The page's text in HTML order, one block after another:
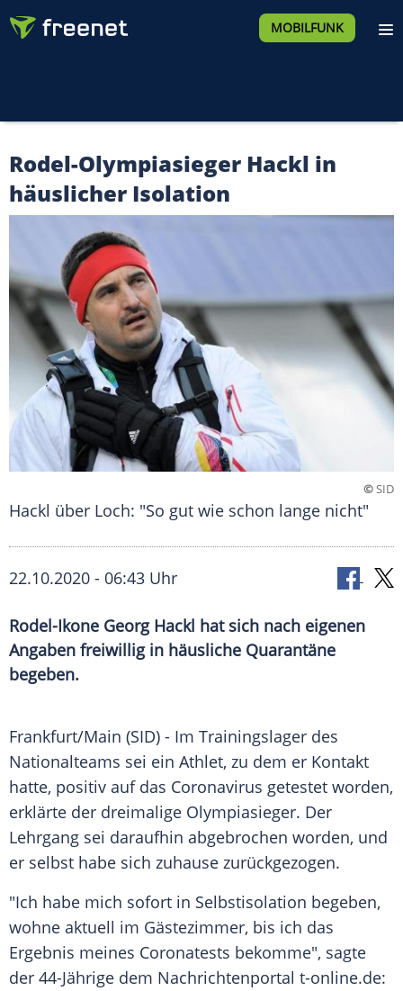
MOBILFUNK
Rodel-Olympiasieger Hackl in
häuslicher Isolation
©SID
Hackl über Loch: "So gut wie schon lange nicht"
22.10.2020 - 06:43 Uhr
Rodel-Ikone Georg Hackl hat sich nach eigenen
Angaben freiwillig in häusliche Quarantäne
begeben.
Frankfurt/Main (SID) - Im Trainingslager des
Nationalteams sei ein Athlet, zu dem er Kontakt
hatte, positiv auf das Coronavirus getestet worden,
erklärte der dreimalige Olympiasieger. Der
Lehrgang sei daraufhin abgebrochen worden, und
er selbst habe sich zuhause zurückgezogen.
"Ich habe mich sofort in Selbstisolation begeben,
wohne aktuell im Gästezimmer, bis ich das
Ergebnis meines Coronatests bekomme", sagte
der 44-Jährige dem Nachrichtenportal t-online.de: